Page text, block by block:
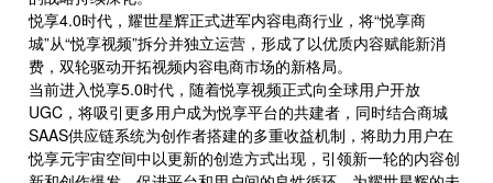
悦享4.0时代，耀世星辉正式进军内容电商行业，将“悦享商
城”从“悦享视频”拆分并独立运营，形成了以优质内容赋能新消
费，双轮驱动开拓视频内容电商市场的新格局。
当前进入悦享5.0时代，随着悦享视频正式向全球用户开放
UGC，将吸引更多用户成为悦享平台的共建者，同时结合商城
SAAS供应链系统为创作者搭建的多重收益机制，将助力用户在
悦享元宇宙空间中以更新的创造方式出现，引领新一轮的内容创